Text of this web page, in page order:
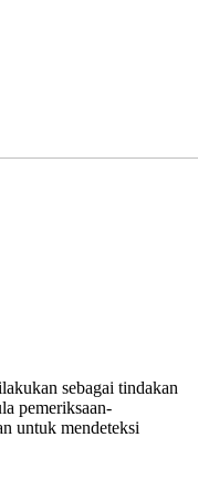
sebagai tindakan
pemeriksaan-
untuk mendeteksi